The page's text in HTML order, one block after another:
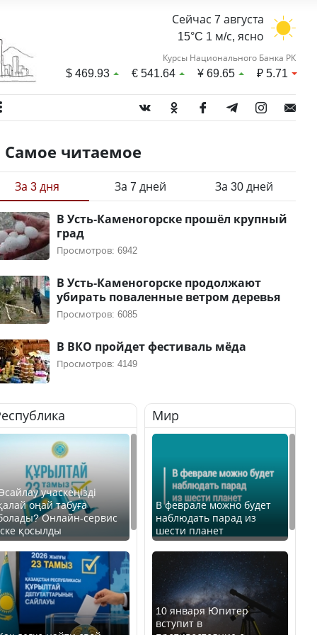
Сейчас 7 августа
15°C 1 м/с, ясно
Курсы Национального Банка РК
$469.93 €541.64 ¥69.65 ₽5.71
Самое читаемое
За 3 дня За 7 дней За 30 дней
В Усть-Каменогорске прошёл крупный
град
Просмотров: 6942
В Усть-Каменогорске продолжают
убирать поваленные ветром деревья
Просмотров: 6085
В ВКО пройдет фестиваль мёда
Просмотров: 4149
учаскеңізді
оңай табуға
Онлайн-сервис
қосылды
Мир
В феврале можно будет
наблюдать парад из
шести планет
10 января Юпитер
вступит в